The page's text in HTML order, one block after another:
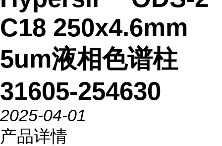
C18 250x4.6mm
5um液相色谱柱
31605-254630
2025-04-01
产品详情